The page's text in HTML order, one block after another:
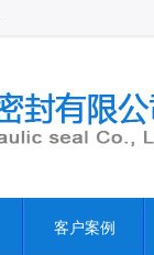
客户案例